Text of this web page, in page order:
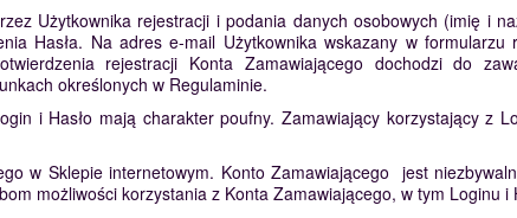
Użytkownika rejestracji i podania danych osobowych (imię i
Hasła. Na adres e-mail Użytkownika wskazany w formularzu
rejestracji Konta Zamawiającego dochodzi do
określonych w Regulaminie.
i Hasło mają charakter poufny. Zamawiający korzystający z
w Sklepie internetowym. Konto Zamawiającego jest
możliwości korzystania z Konta Zamawiającego, w tym Loginu i